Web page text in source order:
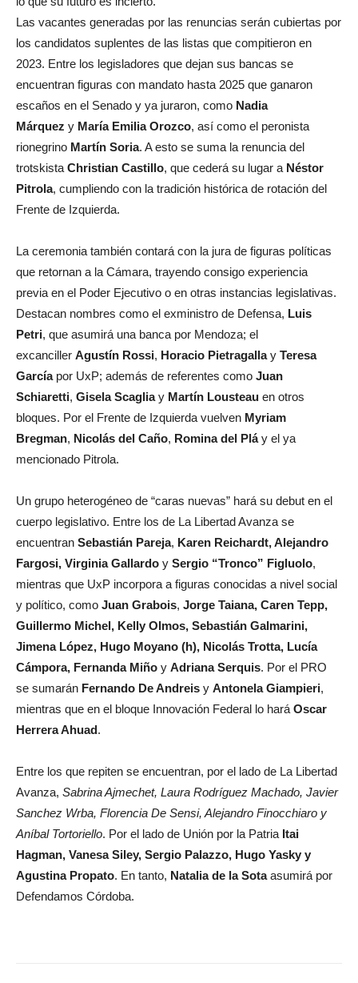
Las vacantes generadas por las renuncias serán cubiertas por
los candidatos suplentes de las listas que compitieron en
2023. Entre los legisladores que dejan sus bancas se
encuentran figuras con mandato hasta 2025 que ganaron
escaños en el Senado y ya juraron, como Nadia
Márquez y María Emilia Orozco, así como el peronista
rionegrino Martín Soria. A esto se suma la renuncia del
trotskistaChristian Castillo, que cederá su lugar a Néstor
Pitrola, cumpliendo con la tradición histórica de rotación del
Frente de Izquierda.
La ceremonia también contará con la jura de figuras políticas
que retornan a la Cámara, trayendo consigo experiencia
previa en el Poder Ejecutivo o en otras instancias legislativas.
Destacan nombres como el exministro de Defensa, Luis
Petri, que asumirá una banca por Mendoza; el
excanciller Agustín Rossi, Horacio Pietragallay Teresa
García por UxP; además de referentes como Juan
Schiaretti, Gisela Scagliay Martín Lousteau en otros
bloques. Por el Frente de Izquierda vuelven Myriam
Bregman, Nicolás del Caño, Romina del Pláy el ya
mencionado Pitrola.
Un grupo heterogéneo de “caras nuevas” hará su debut en el
cuerpo legislativo. Entre los de La Libertad Avanza se
encuentran Sebastián Pareja, Karen Reichardt, Alejandro
Fargosi, Virginia Gallardo y Sergio “Tronco” Figluolo,
mientras que UxP incorpora a figuras conocidas a nivel social
y político, como Juan Grabois, Jorge Taiana, Caren Tepp,
Guillermo Michel, Kelly Olmos, Sebastián Galmarini,
Jimena López, Hugo Moyano (h), Nicolás Trotta, Lucía
Cámpora, Fernanda Miño y Adriana Serquis. Por el PRO
se sumarán Fernando De Andreis y Antonela Giampieri,
mientras que en el bloque Innovación Federal lo haráOscar
Herrera Ahuad.
Entre los que repiten se encuentran, por el lado de La Libertad
Avanza, Sabrina Ajmechet, Laura Rodríguez Machado, Javier
Sanchez Wrba, Florencia De Sensi, Alejandro Finocchiaro y
Aníbal Tortoriello. Por el lado de Unión por la Patria Itai
Hagman, Vanesa Siley, Sergio Palazzo, Hugo Yasky y
Agustina Propato. En tanto, Natalia de la Sotaasumirá por
Defendamos Córdoba.